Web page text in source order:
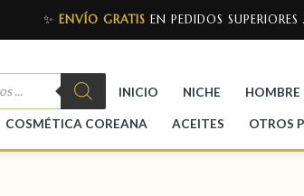
✨ ENVÍO GRATIS EN PEDIDOS
INICIO NICHE HOMBRE
COSMÉTICA COREANA ACEITES OTROS